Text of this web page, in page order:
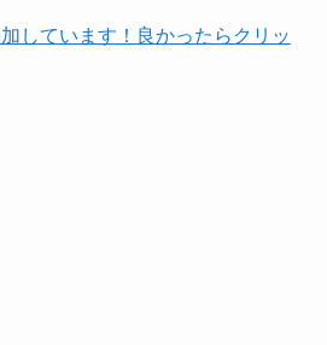
しています！良かったらクリッ